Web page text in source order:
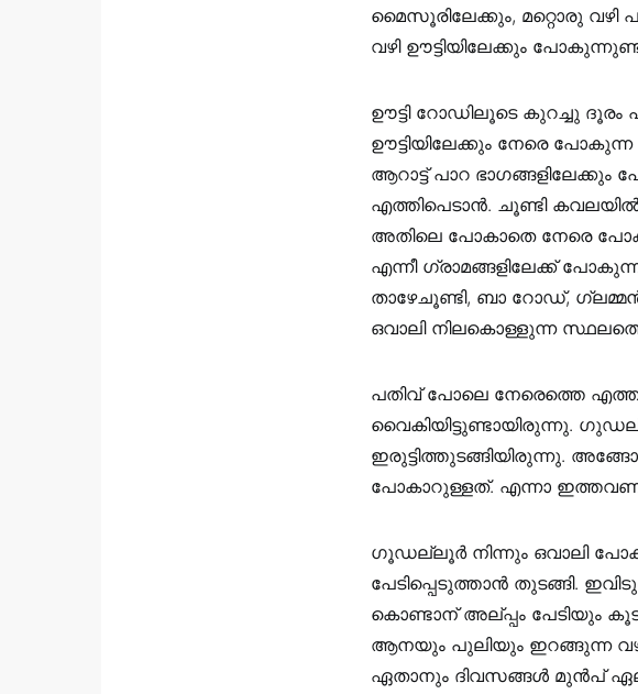
മൈസൂരിലേക്കും, മറ്റൊരു വഴി
വഴി ഊട്ടിയിലേക്കും
ഊട്ടി റോഡിലൂടെ കുറച്ചു ദൂരം
ഊട്ടിയിലേക്കും നേരെ
ആറാട്ട് പാറ
എത്തിപെടാൻ. ചൂണ്ടി
അതിലെ പോകാതെ നേരെ
എന്നീ ഗ്രാമങ്ങളിലേക്ക്
താഴേചൂണ്ടി, ബാ റോഡ്,
ഒവാലി നിലകൊള്ളുന്ന
പതിവ് പോലെ നേരെത്തെ
വൈകിയിട്ടുണ്ടായിരുന്നു.
ഇരുട്ടിത്തുടങ്ങിയിരുന്നു.
പോകാറുള്ളത്. എന്നാ
ഗൂഡല്ലൂർ നിന്നും ഒവാലി
പേടിപ്പെടുത്താൻ തുടങ്ങി.
കൊണ്ടാന് അല്പ്പം പേടിയും
ആനയും പുലിയും ഇറങ്ങുന്ന
ഏതാനും ദിവസങ്ങൾ മുൻപ്